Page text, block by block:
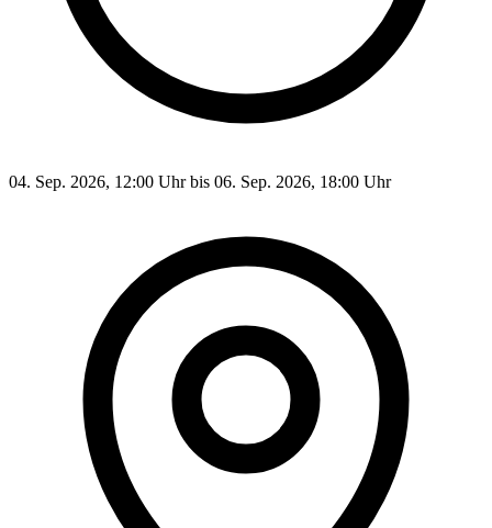
04. Sep. 2026, 12:00 Uhr bis 06. Sep. 2026, 18:00 Uhr